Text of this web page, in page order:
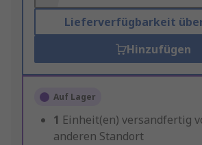
Lieferverfügbarkeit
Hinzufügen
Auf Lager
1 Einheit(en) versandfertig
anderen Standort